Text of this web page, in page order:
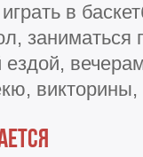
в
заниматься